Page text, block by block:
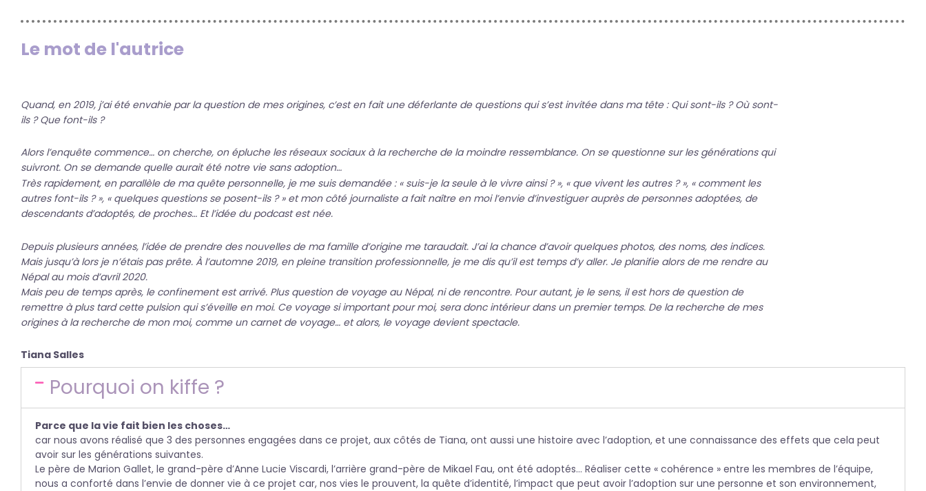
Le mot de l'autrice
Quand, en 2019, j’ai été envahie par la question de mes origines, c’est en fait une déferlante de questions qui s’est invitée dans ma tête : Qui sont-ils ? Où sont-
ils ? Que font-ils ?
Alors l’enquête commence… on cherche, on épluche les réseaux sociaux à la recherche de la moindre ressemblance. On se questionne sur les générations qui
suivront. On se demande quelle aurait été notre vie sans adoption…
Très rapidement, en parallèle de ma quête personnelle, je me suis demandée : « suis-je la seule à le vivre ainsi ? », « que vivent les autres ? », « comment les
autres font-ils ? », « quelques questions se posent-ils ? » et mon côté journaliste a fait naître en moi l’envie d’investiguer auprès de personnes adoptées, de
descendants d’adoptés, de proches… Et l’idée du podcast est née.
Depuis plusieurs années, l’idée de prendre des nouvelles de ma famille d’origine me taraudait. J’ai la chance d’avoir quelques photos, des noms, des indices.
Mais jusqu’à lors je n’étais pas prête. À l’automne 2019, en pleine transition professionnelle, je me dis qu’il est temps d’y aller. Je planifie alors de me rendre au
Népal au mois d’avril 2020.
Mais peu de temps après, le confinement est arrivé. Plus question de voyage au Népal, ni de rencontre. Pour autant, je le sens, il est hors de question de
remettre à plus tard cette pulsion qui s’éveille en moi. Ce voyage si important pour moi, sera donc intérieur dans un premier temps. De la recherche de mes
origines à la recherche de mon moi, comme un carnet de voyage… et alors, le voyage devient spectacle.
Tiana Salles
Pourquoi on kiffe ?
Parce que la vie fait bien les choses…
car nous avons réalisé que 3 des personnes engagées dans ce projet, aux côtés de Tiana, ont aussi une histoire avec l’adoption, et une connaissance des effets que cela peut
avoir sur les générations suivantes.
Le père de Marion Gallet, le grand-père d’Anne Lucie Viscardi, l’arrière grand-père de Mikael Fau, ont été adoptés… Réaliser cette « cohérence » entre les membres de l’équipe,
nous a conforté dans l’envie de donner vie à ce projet car, nos vies le prouvent, la quête d’identité, l’impact que peut avoir l’adoption sur une personne et son environnement,